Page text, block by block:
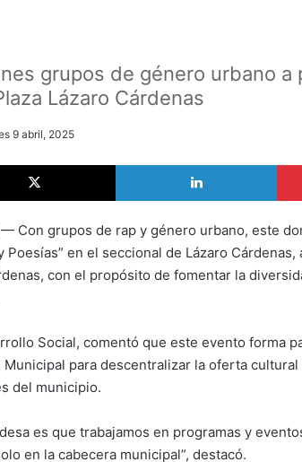
grupos de género urbano a
Lázaro Cárdenas
9 abril, 2025
X LinkedIn
Con grupos de rap y género urbano, este
Poesías” en el seccional de Lázaro
con el propósito de fomentar la
Social, comentó que este evento forma
para descentralizar la oferta
del municipio.
es que trabajamos en programas y
en la cabecera municipal”, destacó.